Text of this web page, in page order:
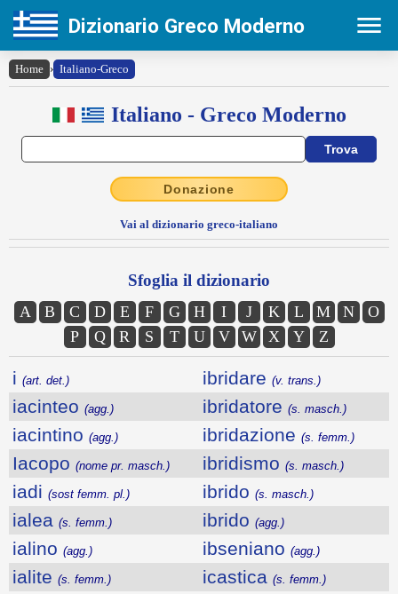
Dizionario Greco Moderno
Home › Italiano-Greco
Italiano - Greco Moderno
Donazione
Vai al dizionario greco-italiano
Sfoglia il dizionario
A B C D E F G H I J K L M N
O
P
Q R S T U V W X Y Z
i (art. det.) ibridare (v. trans.)
iacinteo (agg.) ibridatore (s. masch.)
iacintino (agg.) ibridazione (s. femm.)
Iacopo (nome pr. masch.) ibridismo (s. masch.)
iadi (sost femm. pl.) ibrido (s. masch.)
ialea (s. femm.) ibrido (agg.)
ialino (agg.) ibseniano (agg.)
ialite (s. femm.) icastica (s. femm.)